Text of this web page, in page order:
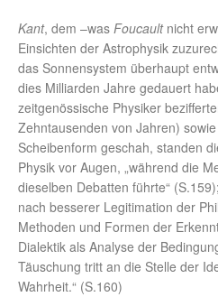
Kant, dem –was Foucaultnicht
Einsichten der Astrophysik
das Sonnensystem überhaupt
dies Milliarden Jahre gedauert
zeitgenössische Physiker
Zehntausenden von Jahren)
Scheibenform geschah, standen
Physik vor Augen, „während die
dieselben Debatten führte“
nach besserer Legitimation der
Methoden und Formen der
Dialektik als Analyse der
Täuschung tritt an die Stelle der
Wahrheit.“ (S.160)